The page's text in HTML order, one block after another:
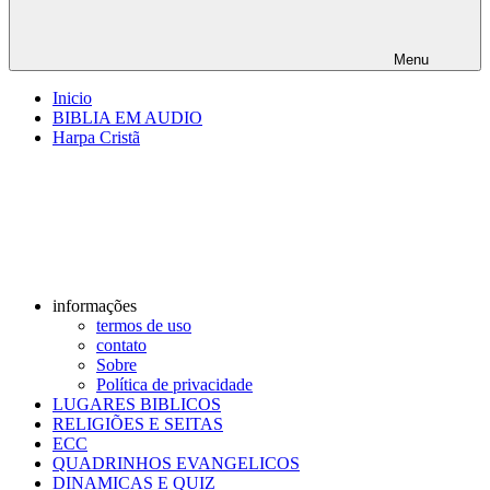
Menu
Inicio
BIBLIA EM AUDIO
Harpa Cristã
informações
termos de uso
contato
Sobre
Política de privacidade
LUGARES BIBLICOS
RELIGIÕES E SEITAS
ECC
QUADRINHOS EVANGELICOS
DINAMICAS E QUIZ